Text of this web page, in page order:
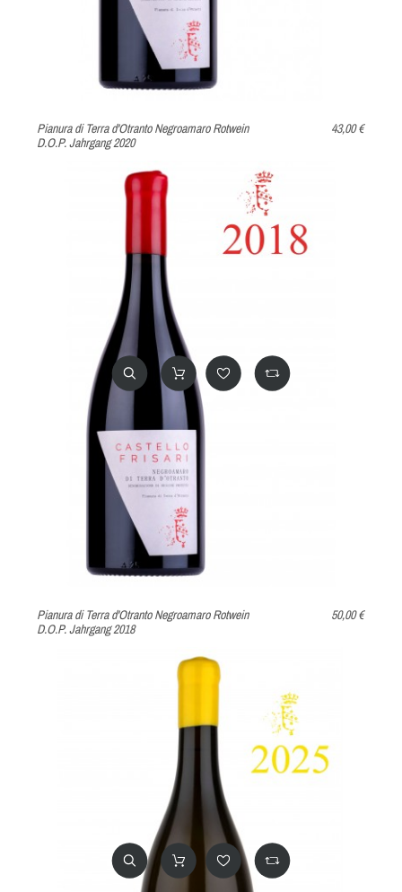
Pianura di Terra d'Otranto Negroamaro Rotwein
D.O.P. Jahrgang 2020
43,00 €
Pianura di Terra d'Otranto Negroamaro Rotwein
D.O.P. Jahrgang 2018
50,00 €